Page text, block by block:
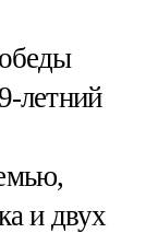
летний
и двух